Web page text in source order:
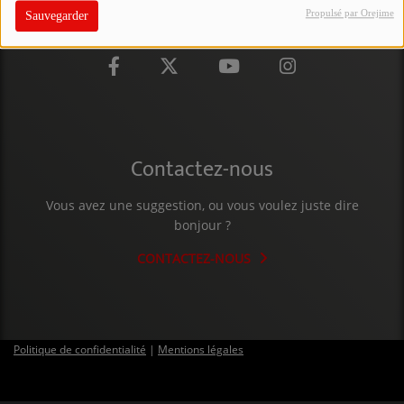
Sauvegarder Propulsé par Orejime
PARTICIPEZ
JEUX CONCOURS
L'ŒIL DE L'OIE | PRÉSENTATION
VIDÉOS | L’ŒIL DE L'OIE
PARTENAIRES
Contactez-nous
Vous avez une suggestion, ou vous voulez juste dire
bonjour ?
CONTACTEZ-NOUS
Politique de confidentialité | Mentions légales